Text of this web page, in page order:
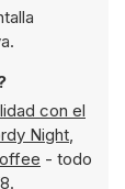
con el
Night,
- todo